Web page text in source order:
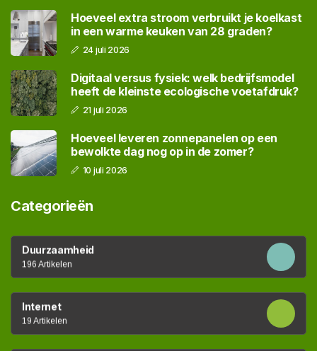
Hoeveel extra stroom verbruikt je koelkast
in een warme keuken van 28 graden?
24 juli 2026
Digitaal versus fysiek: welk bedrijfsmodel
heeft de kleinste ecologische voetafdruk?
21 juli 2026
Hoeveel leveren zonnepanelen op een
bewolkte dag nog op in de zomer?
10 juli 2026
Categorieën
Duurzaamheid
196 Artikelen
Internet
19 Artikelen